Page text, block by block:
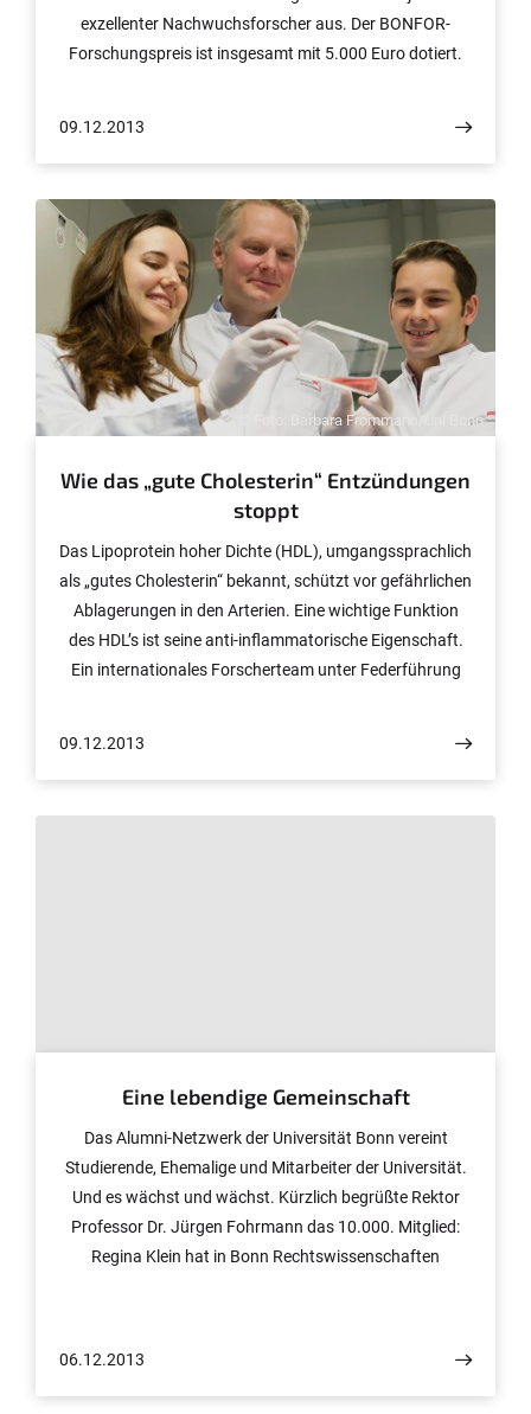
exzellenter Nachwuchsforscher aus. Der BONFOR-
Forschungspreis ist insgesamt mit 5.000 Euro dotiert.
09.12.2013
© Foto: Barbara Frommann/Uni Bonn
Wie das „gute Cholesterin“ Entzündungen
stoppt
Das Lipoprotein hoher Dichte (HDL), umgangssprachlich
als „gutes Cholesterin“ bekannt, schützt vor gefährlichen
Ablagerungen in den Arterien. Eine wichtige Funktion
des HDL’s ist seine anti-inflammatorische Eigenschaft.
Ein internationales Forscherteam unter Federführung
steuert. Die Ergebnisse werden in der aktuellen Ausgabe
09.12.2013
Eine lebendige Gemeinschaft
Das Alumni-Netzwerk der Universität Bonn vereint
Studierende, Ehemalige und Mitarbeiter der Universität.
Und es wächst und wächst. Kürzlich begrüßte Rektor
Professor Dr. Jürgen Fohrmann das 10.000. Mitglied:
Regina Klein hat in Bonn Rechtswissenschaften
06.12.2013